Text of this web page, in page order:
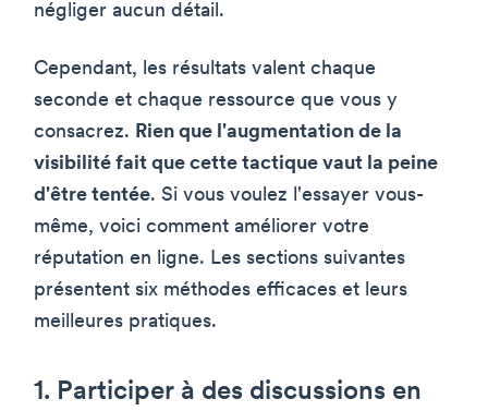
négliger aucun détail.
Cependant, les résultats valent chaque
seconde et chaque ressource que vous y
consacrez. Rien que l'augmentation de la
visibilité fait que cette tactique vaut la peine
d'être tentée. Si vous voulez l'essayer vous-
même, voici comment améliorer votre
réputation en ligne. Les sections suivantes
présentent six méthodes efficaces et leurs
meilleures pratiques.
1. Participer à des discussions en